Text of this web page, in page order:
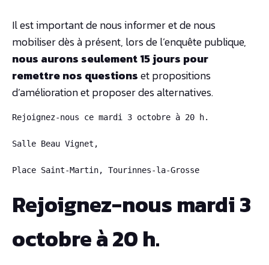
Il est important de nous informer et de nous
mobiliser dès à présent, lors de l’enquête publique,
nous aurons seulement 15 jours pour
remettre nos questionset propositions
d’amélioration et proposer des alternatives.
Rejoignez-nous ce mardi 3 octobre à 20 h.
Salle Beau Vignet,
Rejoignez-nous mardi 3
octobre à 20 h.